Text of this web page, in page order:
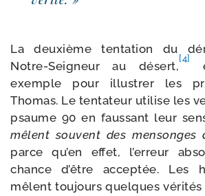
La deuxième ten­ta­tion du
Notre-​Seigneur au désert,
[4]
exemple pour illus­trer les
Thomas. Le ten­ta­teur uti­lise les
psaume 90 en faus­sant leur
mêlent sou­vent des
parce qu’en effet, l’er­reur
chance d’être accep­tée. Les
mêlent tou­jours quelques véri­tés